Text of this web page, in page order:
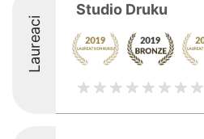
Laureaci
Studio Druku